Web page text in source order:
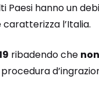
hanno un
l’Italia.
ribadendo che